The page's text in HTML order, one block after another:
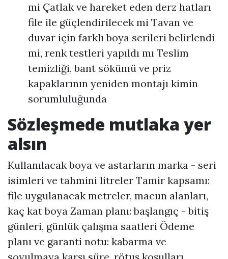
mi Çatlak ve hareket eden derz hatları
file ile güçlendirilecek mi Tavan ve
duvar için farklı boya serileri belirlendi
mi, renk testleri yapıldı mı Teslim
temizliği, bant sökümü ve priz
kapaklarının yeniden montajı kimin
sorumluluğunda
Sözleşmede mutlaka yer
alsın
Kullanılacak boya ve astarların marka - seri
isimleri ve tahmini litreler Tamir kapsamı:
file uygulanacak metreler, macun alanları,
kaç kat boya Zaman planı: başlangıç - bitiş
günleri, günlük çalışma saatleri Ödeme
planı ve garanti notu: kabarma ve